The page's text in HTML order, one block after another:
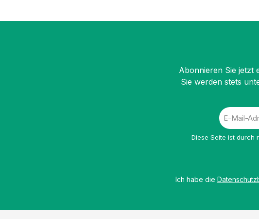
Abonnieren Sie jetzt
Sie werden stets
E-
Mail-
Diese Seite ist durch
Ich habe die